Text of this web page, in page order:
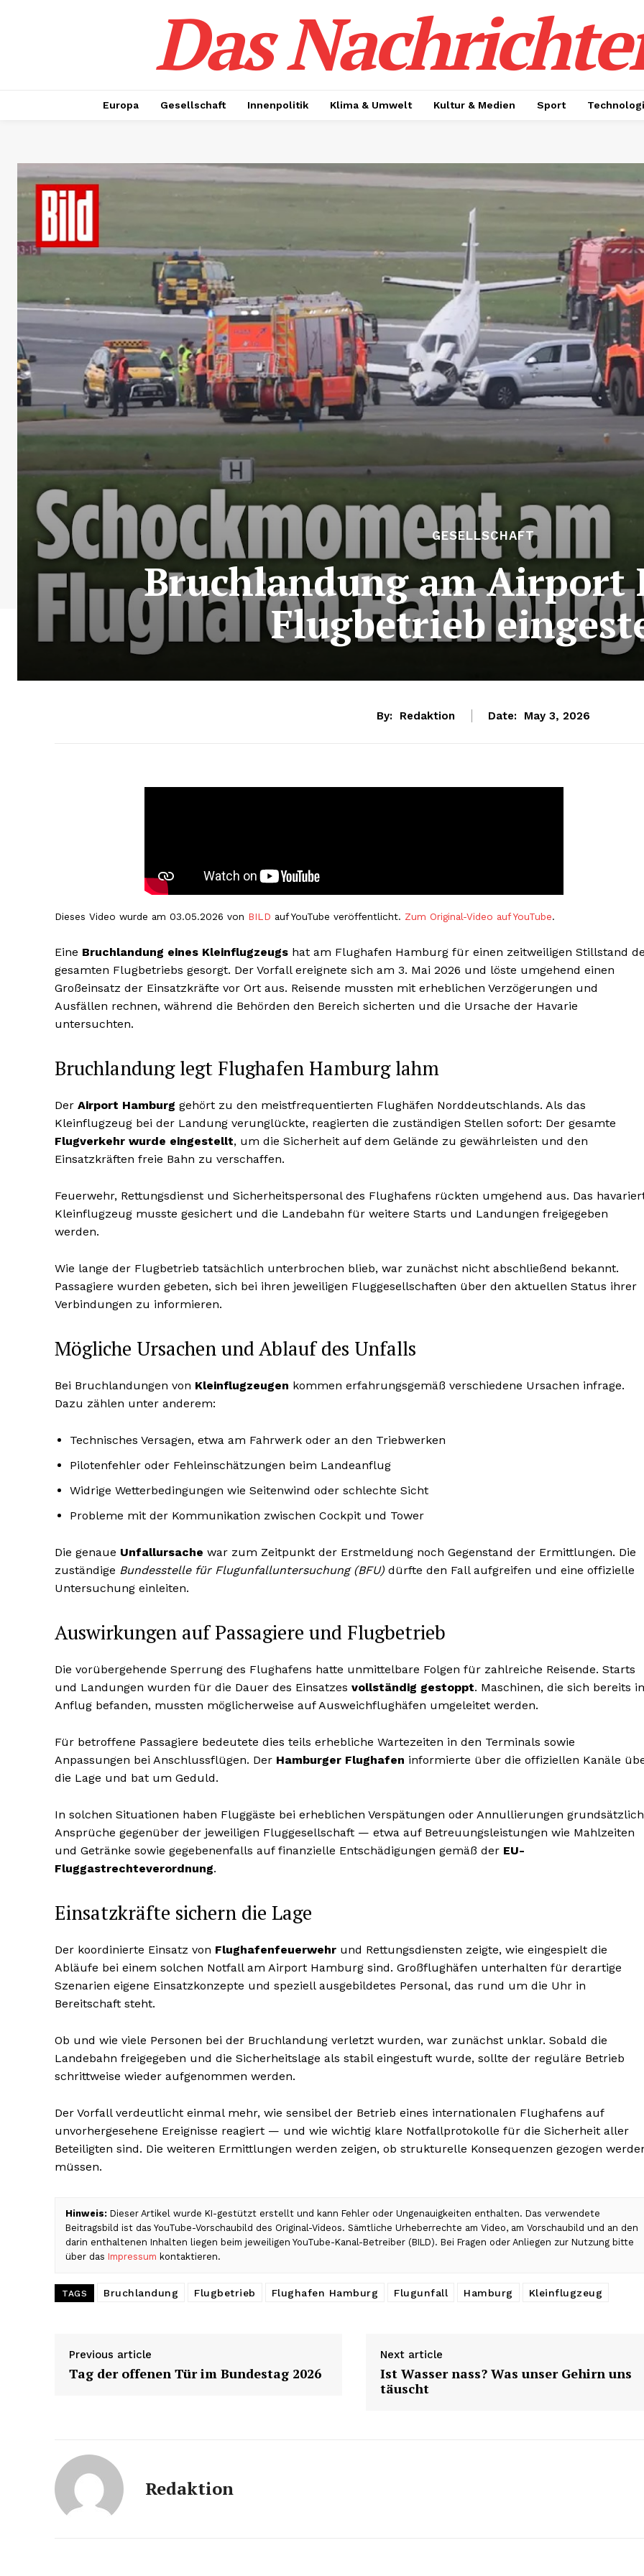
Das
Europa Gesellschaft Innenpolitik Klima & Umwelt Kultur & Medien Sport
GESELLSCHAFT
Bruchlandung am Airport
Flugbetrieb
By: Redaktion Date: May 3, 2026
Dieses Video wurde am 03.05.2026 von BILD auf YouTube veröffentlicht. Zum Original-Video auf YouTube.
Eine Bruchlandung eines Kleinflugzeugs hat am Flughafen Hamburg für einen zeitweiligen Stillstand
gesamten Flugbetriebs gesorgt. Der Vorfall ereignete sich am 3. Mai 2026 und löste umgehend einen
Großeinsatz der Einsatzkräfte vor Ort aus. Reisende mussten mit erheblichen Verzögerungen und
Ausfällen rechnen, während die Behörden den Bereich sicherten und die Ursache der Havarie
untersuchten.
Bruchlandung legt Flughafen Hamburg lahm
Der Airport Hamburg gehört zu den meistfrequentierten Flughäfen Norddeutschlands. Als das
Kleinflugzeug bei der Landung verunglückte, reagierten die zuständigen Stellen sofort: Der gesamte
Flugverkehr wurde eingestellt, um die Sicherheit auf dem Gelände zu gewährleisten und den
Einsatzkräften freie Bahn zu verschaffen.
Feuerwehr, Rettungsdienst und Sicherheitspersonal des Flughafens rückten umgehend aus. Das
Kleinflugzeug musste gesichert und die Landebahn für weitere Starts und Landungen freigegeben
werden.
Wie lange der Flugbetrieb tatsächlich unterbrochen blieb, war zunächst nicht abschließend bekannt.
Passagiere wurden gebeten, sich bei ihren jeweiligen Fluggesellschaften über den aktuellen Status ihrer
Verbindungen zu informieren.
Mögliche Ursachen und Ablauf des Unfalls
Bei Bruchlandungen von Kleinflugzeugen kommen erfahrungsgemäß verschiedene Ursachen infrage.
Dazu zählen unter anderem:
Technisches Versagen, etwa am Fahrwerk oder an den Triebwerken
Pilotenfehler oder Fehleinschätzungen beim Landeanflug
Widrige Wetterbedingungen wie Seitenwind oder schlechte Sicht
Probleme mit der Kommunikation zwischen Cockpit und Tower
Die genaue Unfallursache war zum Zeitpunkt der Erstmeldung noch Gegenstand der Ermittlungen. Die
zuständige Bundesstelle für Flugunfalluntersuchung (BFU) dürfte den Fall aufgreifen und eine offizielle
Untersuchung einleiten.
Auswirkungen auf Passagiere und Flugbetrieb
Die vorübergehende Sperrung des Flughafens hatte unmittelbare Folgen für zahlreiche Reisende. Starts
und Landungen wurden für die Dauer des Einsatzes vollständig gestoppt. Maschinen, die sich bereits
Anflug befanden, mussten möglicherweise auf Ausweichflughäfen umgeleitet werden.
Für betroffene Passagiere bedeutete dies teils erhebliche Wartezeiten in den Terminals sowie
Anpassungen bei Anschlussflügen. Der Hamburger Flughafen informierte über die offiziellen Kanäle
die Lage und bat um Geduld.
In solchen Situationen haben Fluggäste bei erheblichen Verspätungen oder Annullierungen grundsätzlich
Ansprüche gegenüber der jeweiligen Fluggesellschaft — etwa auf Betreuungsleistungen wie Mahlzeiten
und Getränke sowie gegebenenfalls auf finanzielle Entschädigungen gemäß der EU-
Fluggastrechteverordnung.
Einsatzkräfte sichern die Lage
Der koordinierte Einsatz von Flughafenfeuerwehr und Rettungsdiensten zeigte, wie eingespielt die
Abläufe bei einem solchen Notfall am Airport Hamburg sind. Großflughäfen unterhalten für derartige
Szenarien eigene Einsatzkonzepte und speziell ausgebildetes Personal, das rund um die Uhr in
Bereitschaft steht.
Ob und wie viele Personen bei der Bruchlandung verletzt wurden, war zunächst unklar. Sobald die
Landebahn freigegeben und die Sicherheitslage als stabil eingestuft wurde, sollte der reguläre Betrieb
schrittweise wieder aufgenommen werden.
Der Vorfall verdeutlicht einmal mehr, wie sensibel der Betrieb eines internationalen Flughafens auf
unvorhergesehene Ereignisse reagiert — und wie wichtig klare Notfallprotokolle für die Sicherheit aller
Beteiligten sind. Die weiteren Ermittlungen werden zeigen, ob strukturelle Konsequenzen gezogen
müssen.
Hinweis: Dieser Artikel wurde KI-gestützt erstellt und kann Fehler oder Ungenauigkeiten enthalten. Das verwendete
Beitragsbild ist das YouTube-Vorschaubild des Original-Videos. Sämtliche Urheberrechte am Video, am Vorschaubild und an den
darin enthaltenen Inhalten liegen beim jeweiligen YouTube-Kanal-Betreiber (BILD). Bei Fragen oder Anliegen zur Nutzung bitte
über das Impressum kontaktieren.
TAGS Bruchlandung Flugbetrieb Flughafen Hamburg Flugunfall Hamburg Kleinflugzeug
Previous article
Tag der offenen Tür im Bundestag 2026
Next article
Ist Wasser nass? Was unser Gehirn uns
täuscht
Redaktion